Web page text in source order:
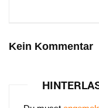
Kein Kommentar